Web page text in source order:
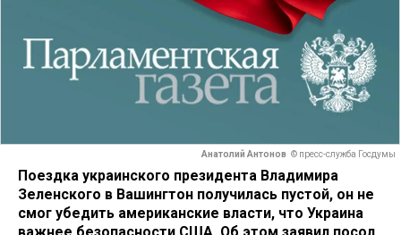
Анатолий Антонов © пресс-служба Госдумы
Поездка украинского президента Владимира
Зеленского в Вашингтон получилась пустой, он не
смог убедить американские власти, что Украина
важнее безопасности США. Об этом заявил посол